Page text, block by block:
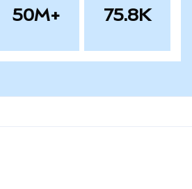
50M+ 75.8K